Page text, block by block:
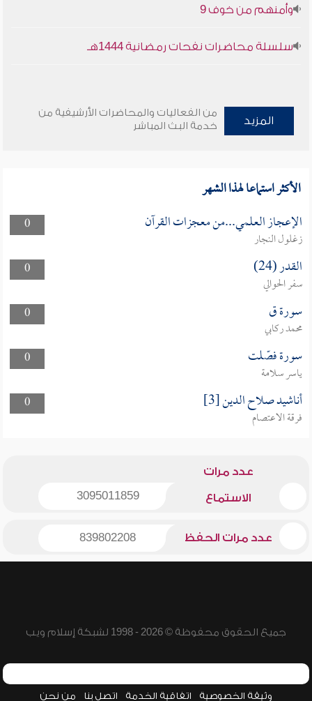
وأمنهم من خوف 9
سلسلة محاضرات نفحات رمضانية 1444هـ
المزيد
من الفعاليات والمحاضرات الأرشيفية من
خدمة البث المباشر
الأكثر استماعا لهذا الشهر
0 الإعجاز العلمي...من معجزات القرآن
زغلول النجار
0
القدر (24)
سفر الحوالي
0
سورة ق
محمد ركابي
0
سورة فصّلت
ياسر سلامة
0
أناشيد صلاح الدين [3]
فرقة الاعتصام
عدد مرات
الاستماع 3095011859
عدد مرات الحفظ 839802208
جميع الحقوق محفوظة © 2026 - 1998 لشبكة إسلام ويب
وثيقة الخصوصية اتفاقية الخدمة اتصل بنا من نحن